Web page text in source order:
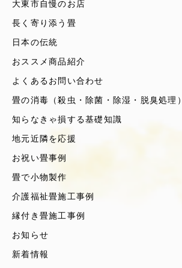
大東市自慢のお店
長く寄り添う畳
日本の伝統
おススメ商品紹介
よくあるお問い合わせ
畳の消毒（殺虫・除菌・除湿・脱臭処理）
知らなきゃ損する基礎知識
地元近隣を応援
お祝い畳事例
畳で小物製作
介護福祉畳施工事例
縁付き畳施工事例
お知らせ
新着情報